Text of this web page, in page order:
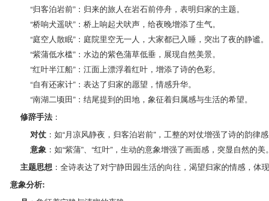
“归客泊岩前”：归来的旅人在岩石前停舟，表明归家的主题。
“桥响犬遥吠”：桥上响起犬吠声，给夜晚增添了生气。
“庭空人散眠”：庭院里空无一人，大家都已入睡，突出了夜的静谧。
“紫蒲低水槛”：水边的紫色蒲草低垂，展现自然美景。
“红叶半江船”：江面上漂浮着红叶，增添了诗的色彩。
“自有还家计”：表达了归家的愿望，情感升华。
“南湖二顷田”：结尾提到的田地，象征着归属感与生活的希望。
修辞手法：
对仗 ：如“月凉风静夜，归客泊岩前”，工整的对仗增强了诗的韵律感
意象 ：如“紫蒲”、“红叶”，生动的意象增强了画面感，突显自然的美。
主题思想 ：全诗表达了对宁静田园生活的向往，渴望归家的情感，体
意象分析: